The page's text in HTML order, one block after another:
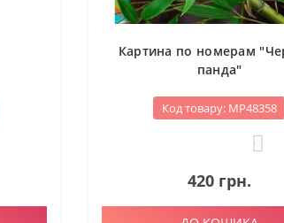
Картина по номерам
панда"
Код товару: МР48358
420 грн.